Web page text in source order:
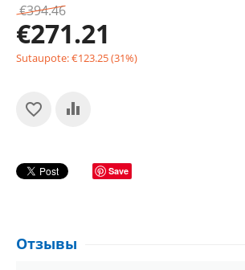
€394.46
€271.21
Sutaupote:€123.25(31%)
Save
Отзывы